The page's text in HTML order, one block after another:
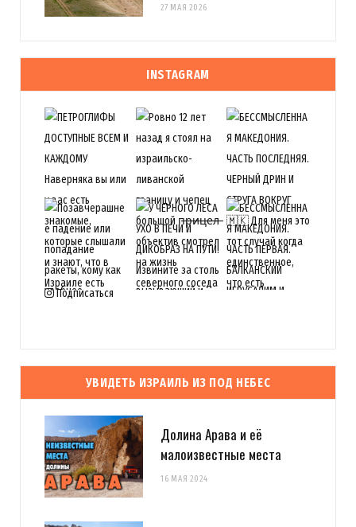
27 МАЯ 2026
INSTAGRAM
Подписаться
УВИДЕТЬ ИЗРАИЛЬ ИЗ ПОД НЕБЕС
Долина Арава и её
малоизвестные места
16 МАЯ 2024